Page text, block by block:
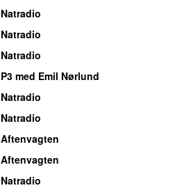
Natradio
Natradio
Natradio
P3 med Emil Nørlund
Natradio
Natradio
Aftenvagten
Aftenvagten
Natradio